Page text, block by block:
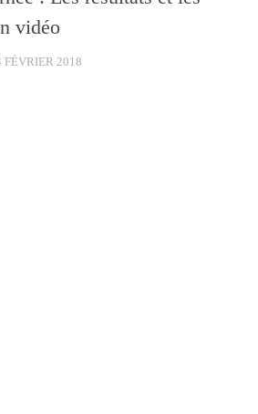
vidéo
FÉVRIER 2018